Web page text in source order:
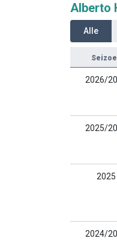
Alberto
Alle
2026/
2025/
2025
2024/